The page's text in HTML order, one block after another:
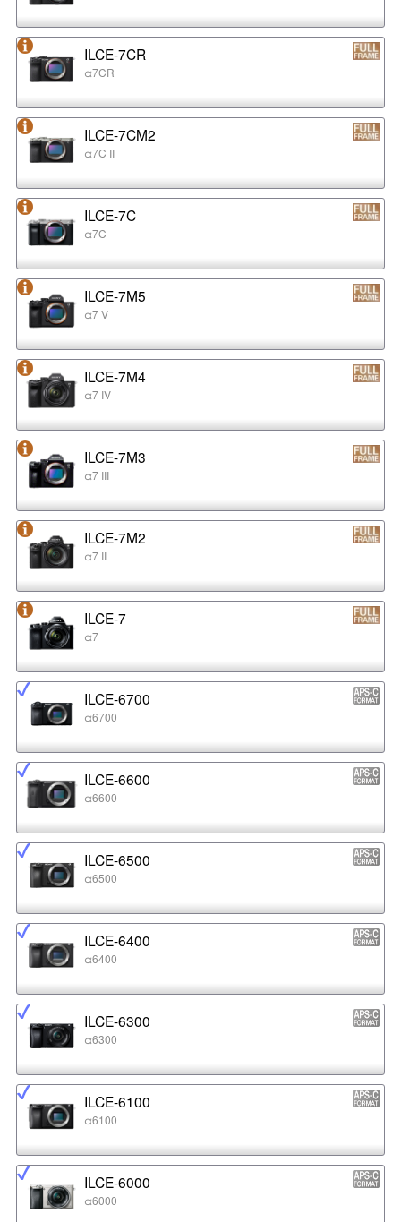
ILCE-7CR
α7CR
ILCE-7CM2
α7C II
ILCE-7C
α7C
ILCE-7M5
α7 V
ILCE-7M4
α7 IV
ILCE-7M3
α7 III
ILCE-7M2
α7 II
ILCE-7
α7
ILCE-6700
α6700
ILCE-6600
α6600
ILCE-6500
α6500
ILCE-6400
α6400
ILCE-6300
α6300
ILCE-6100
α6100
ILCE-6000
α6000